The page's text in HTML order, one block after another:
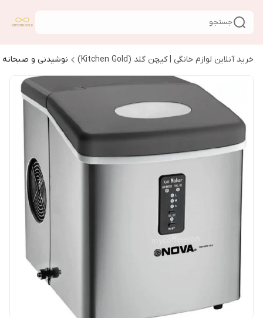
جستجو
خرید آنلاین لوازم خانگی | کیچن گلد (Kitchen Gold) نوشیدنی و صبحانه